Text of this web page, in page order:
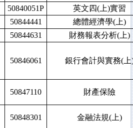
50840051P
英文四(上)實習
50844441
總體經濟學(上)
50844631 財務報表分析(上)
50846061 銀行會計與實務(上
50847110 財產保險
50848301 金融法規(上)